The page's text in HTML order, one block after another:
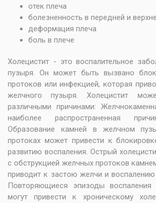
отек плеча
болезненность в передней и
деформация плеча
боль в плече
Холецистит - это воспалительное
пузыря. Он может быть вызвано
протоков или инфекцией, которая
желчного пузыря. Холецистит
различными причинами:
наиболее распространенная
Образование камней в желчном
протоках может привести к
развитию воспаления. Острый
с обструкцией желчных протоков
приводит к застою желчи и
Повторяющиеся эпизоды воспаления
могут привести к хроническому